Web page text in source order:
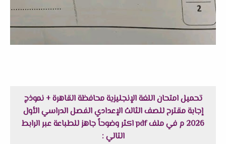
تحميل امتحان اللغة الإنجليزية محافظة القاهرة + نموذج
إجابة مقترح للصف الثالث الإعدادي الفصل الدراسي الأول
2026 م في ملف pdf اكثر وضوحاً جاهز للطباعة عبر الرابط
التالي :